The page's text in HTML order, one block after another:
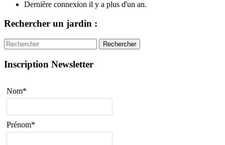
Dernière connexion il y a plus d'un an.
Rechercher un jardin :
Rechercher
Inscription Newsletter
Nom*
Prénom*